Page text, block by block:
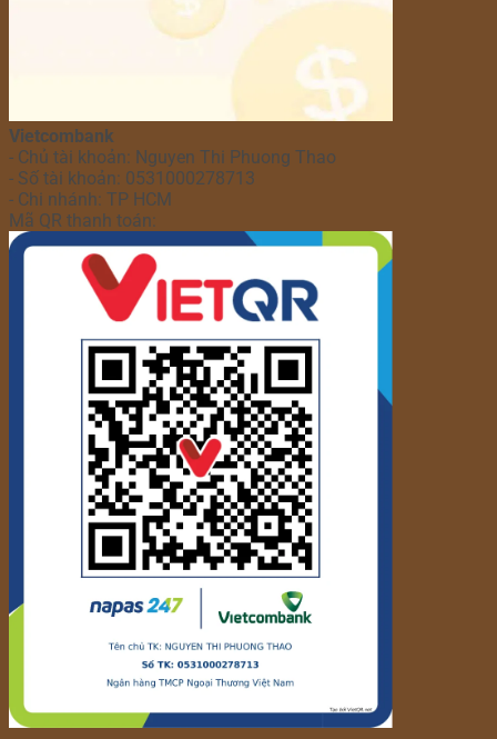
Vietcombank
- Chủ tài khoản: Nguyen Thi Phuong Thao
- Số tài khoản: 0531000278713
- Chi nhánh: TP HCM
Mã QR thanh toán: